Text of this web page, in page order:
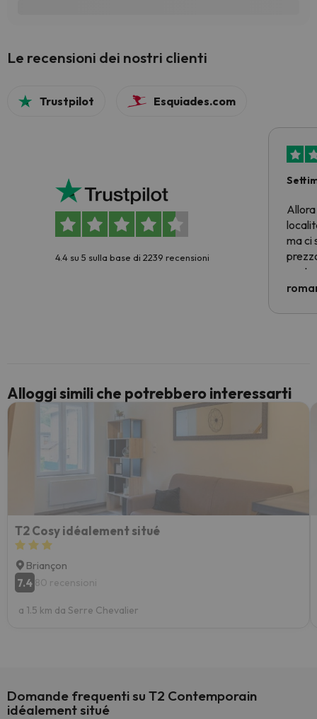
Le recensioni dei nostri clienti
Trustpilot Esquiades.com
4.4 su 5 sulla base di 2239 recensioni
Allora
ma ci
Alloggi simili che potrebbero interessarti
T2 Cosy idéalement situé
Briançon
7.4 80 recensioni
a 1.5 km da Serre Chevalier
Domande frequenti su T2 Contemporain
idéalement situé